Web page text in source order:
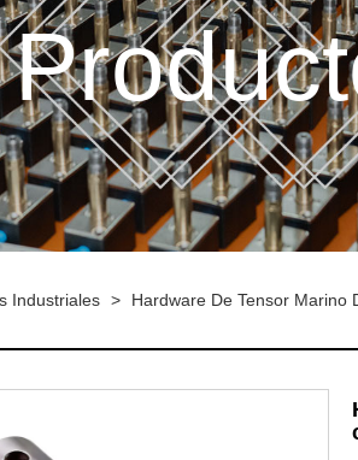
Industriales > Hardware De Tensor Marino